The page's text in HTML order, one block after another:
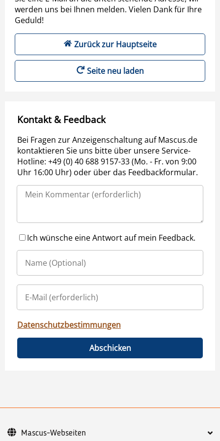
werden uns bei Ihnen melden. Vielen Dank für Ihre
Geduld!
Zurück zur Hauptseite
Seite neu laden
Kontakt & Feedback
Bei Fragen zur Anzeigenschaltung auf Mascus.de
kontaktieren Sie uns bitte über unsere Service-
Hotline: +49 (0) 40 688 9157-33 (Mo. - Fr. von 9:00
Uhr 16:00 Uhr) oder über das Feedbackformular.
Ich wünsche eine Antwort auf mein Feedback.
Datenschutzbestimmungen
Abschicken
Mascus-Webseiten